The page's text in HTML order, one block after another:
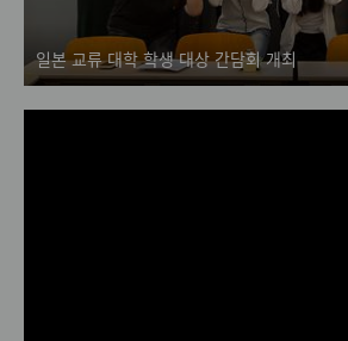
일본 교류 대학 학생 대상 간담회 개최